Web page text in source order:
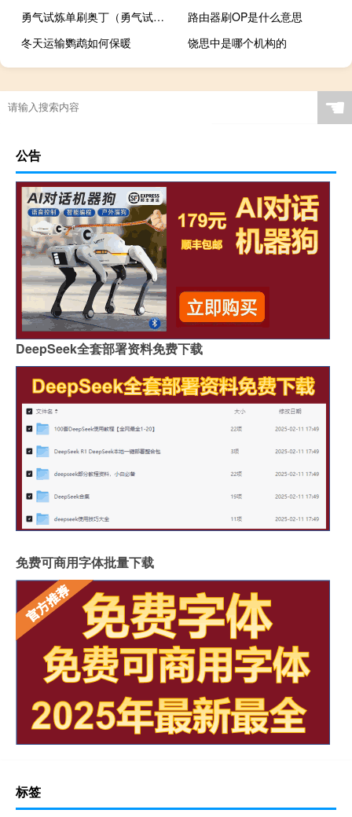
勇气试炼单刷奥丁（勇气试炼攻略）
路由器刷OP是什么意思
冬天运输鹦鹉如何保暖
饶思中是哪个机构的
☚
公告
DeepSeek全套部署资料免费下载
免费可商用字体批量下载
标签